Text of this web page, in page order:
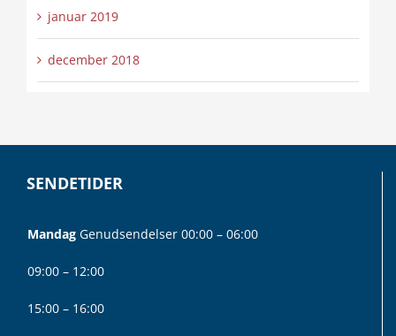
januar 2019
december 2018
SENDETIDER
Mandag Genudsendelser 00:00 – 06:00
09:00 – 12:00
15:00 – 16:00